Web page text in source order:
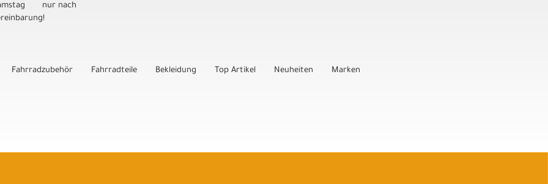
nur nach
Fahrradzubehör Fahrradteile Bekleidung Top Artikel Neuheiten Marken